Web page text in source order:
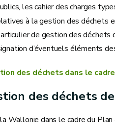
les cahier des charges
à la gestion des déchets
de gestion des
d’éventuels éléments
des déchets dans le
des déchets
Wallonie dans le cadre du